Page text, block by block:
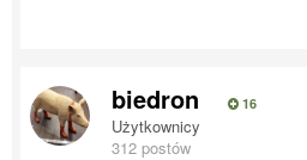
biedron 16
Użytkownicy
312 postów